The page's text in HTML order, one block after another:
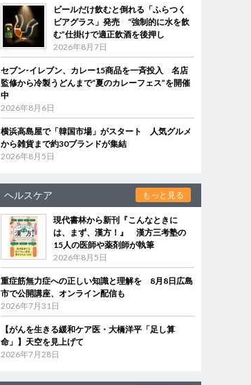
ビールだけ飲むと倒れる「ふらつく
ビアグラス」発売 “強制的に水を飲
む”仕掛けで適正飲酒を後押し
2026年8月7日
セブン‐イレブン、カレー15商品を一斉投入 名店
監修から冷製うどんまで“夏のカレーフェス”を開催
中
2026年8月6日
横浜高島屋で「韓国市場」がスタート 人気グルメ
から雑貨まで約30ブランドが集結
2026年8月5日
ヘルスケア もっと見る
現代書林から新刊『こんなときに
は、まず、漢方！』 漢方三考塾の
15人の医師や薬剤師が執筆
2026年8月5日
重症筋無力症への正しい知識と理解を 8月8日広島
市で公開講座、オンライン配信も
2026年7月31日
【がんを生きる緩和ケア医・大橋洋平「足し算
命」】天空を見上げて
2026年7月28日